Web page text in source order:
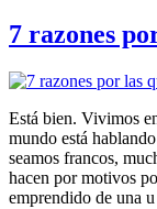
7 razones
Está bien. Vivimos
mundo está
seamos francos,
hacen por motivos
emprendido de una